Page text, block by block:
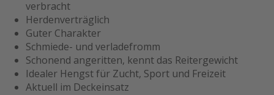
verbracht
Herdenverträglich
Guter Charakter
Schmiede- und verladefromm
Schonend angeritten, kennt das Reitergewicht
Idealer Hengst für Zucht, Sport und Freizeit
Aktuell im Deckeinsatz